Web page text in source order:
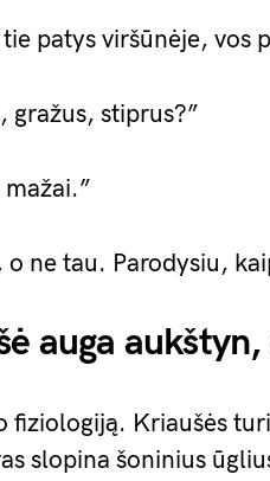
patys viršūnėje, vos
gražus, stiprus?”
mažai.”
o ne tau. Parodysiu,
auga aukštyn,
fiziologiją. Kriaušės
slopina šoninius